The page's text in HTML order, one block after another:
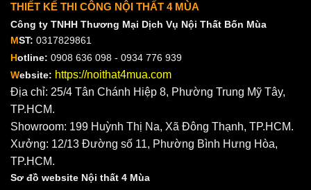
THIẾT KẾ THI CÔNG NỘI THẤT 4 MÙA
Công ty TNHH Thương Mại Dịch Vụ Nội Thất Bốn Mùa
MST: 0317829861
Hotline: 0908 636 098 - 0934 776 939
Website: https://noithat4mua.com
Địa chỉ: 25/4 Tân Chánh Hiệp 8, Phường Trung Mỹ Tây,
TP.HCM.
Showroom: 199 Huỳnh Thị Na, Xã Đông Thạnh, TP.HCM.
Xưởng: 12/13 Đường số 11, Phường Bình Hưng Hòa,
TP.HCM.
Sơ đồ website Nội thất 4 Mùa